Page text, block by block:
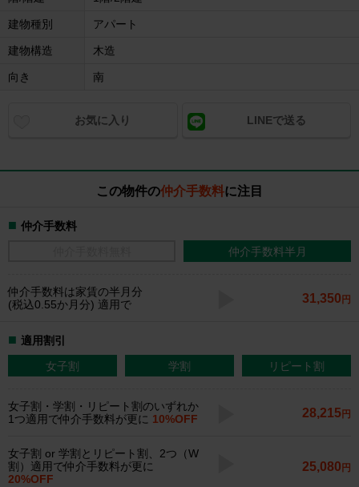
建物種別 アパート
建物構造 木造
向き 南
お気に入り LINEで送る
この物件の仲介手数料に注目
仲介手数料
仲介手数料半月
仲介手数料は家賃の半月分
(税込0.55か月分) 適用で
31,350 円
適用割引
女子割
学割 リピート割
女子割・学割・リピート割のいずれか
1つ適用で仲介手数料が更に 10%OFF 28,215円
女子割 or 学割とリピート割、2つ（W
割）適用で仲介手数料が更に
20%OFF
25,080 円